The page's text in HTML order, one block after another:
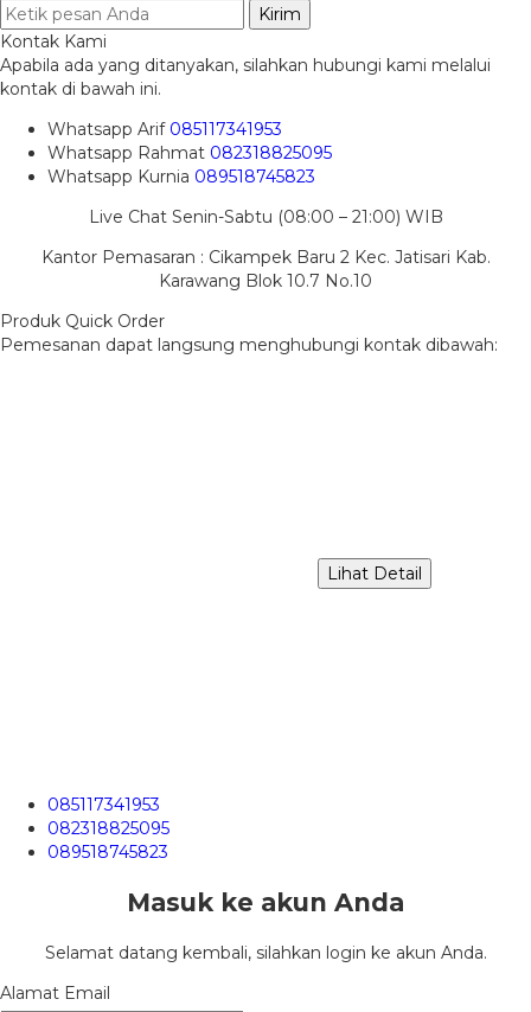
Kirim
Kontak Kami
Apabila ada yang ditanyakan, silahkan hubungi kami melalui
kontak di bawah ini.
Whatsapp Arif 085117341953
Whatsapp Rahmat 082318825095
Whatsapp Kurnia 089518745823
Live Chat Senin-Sabtu (08:00 – 21:00) WIB
Kantor Pemasaran : Cikampek Baru 2 Kec. Jatisari Kab.
Karawang Blok 10.7 No.10
Produk Quick Order
Pemesanan dapat langsung menghubungi kontak dibawah:
Lihat Detail
085117341953
082318825095
089518745823
Masuk ke akun Anda
Selamat datang kembali, silahkan login ke akun Anda.
Alamat Email